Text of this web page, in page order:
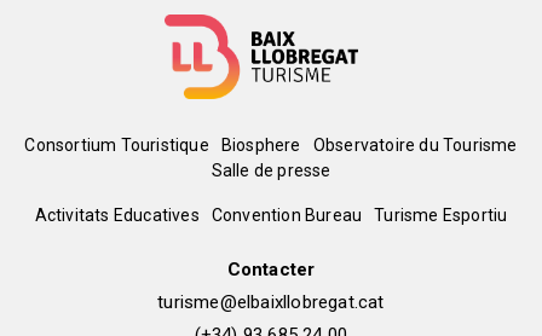
Menú
del
Consortium Touristique Biosphere
Observatoire du Tourisme
Salle de presse
Peu
Activitats Educatives Convention Bureau Turisme Esportiu
Contacter
turisme@elbaixllobregat.cat